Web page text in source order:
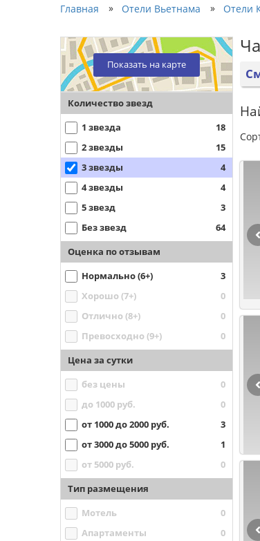
Главная » Отели Вьетнама » Отели
Показать на карте
Количество звезд
1 звезда
18
2 звезды
15
3 звезды
4
4 звезды
4
5 звезд
3
Без звезд
64
Оценка по отзывам
Нормально (6+)
3
Хорошо (7+)
0
Отлично (8+)
0
Превосходно (9+)
0
Цена за сутки
без цены
0
до 1000 руб.
0
от 1000 до 2000 руб.
3
от 3000 до 5000 руб.
1
от 5000 руб.
0
Тип размещения
Мотель
0
Апартаменты
0